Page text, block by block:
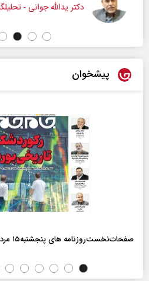
دکتر یدالله جوانی -
پیشخوان
صفحات‌نخست‌روزنامه ها‌ی پنجشنبه‌۱۵ مردادماه